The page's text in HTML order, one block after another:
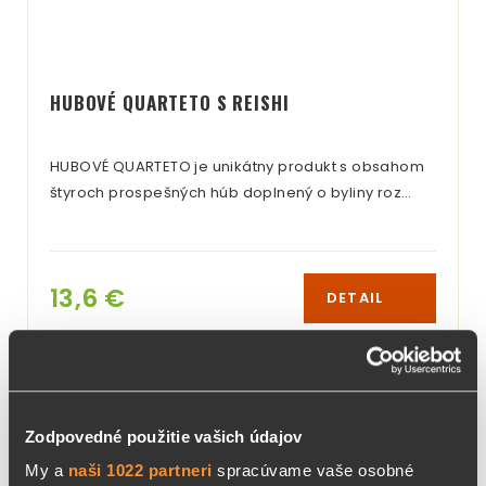
Zodpovedné použitie vašich údajov
My a naši 1022 partneri spracúvame vaše osobné
HUBOVÉ QUARTETO S REISHI
HUBOVÉ QUARTETO je unikátny produkt s obsahom
štyroch prospešných húb doplnený o byliny roz…
13,6 € DETAIL